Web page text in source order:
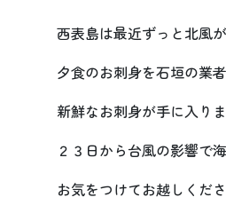
西表島は最近ずっと北風
夕食のお刺身を石垣の業
新鮮なお刺身が手に入りま
２３日から台風の影響で
お気をつけてお越しくださ